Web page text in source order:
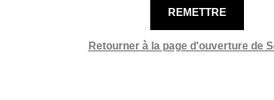
REMETTRE
Retourner à la page d'ouverture de